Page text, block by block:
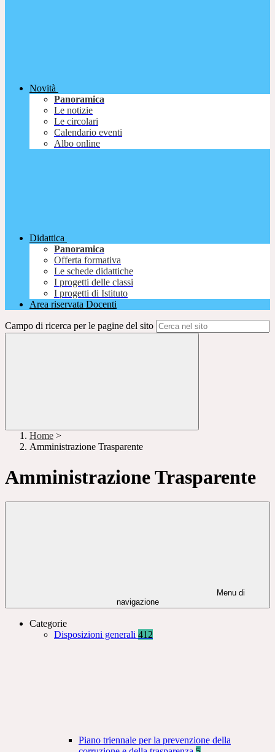
Novità
Panoramica
Le notizie
Le circolari
Calendario eventi
Albo online
Didattica
Panoramica
Offerta formativa
Le schede didattiche
I progetti delle classi
I progetti di Istituto
Area riservata Docenti
Campo di ricerca per le pagine del sito
Home >
Amministrazione Trasparente
Amministrazione Trasparente
Menu di
navigazione
Categorie
Disposizioni generali 412
Piano triennale per la prevenzione della